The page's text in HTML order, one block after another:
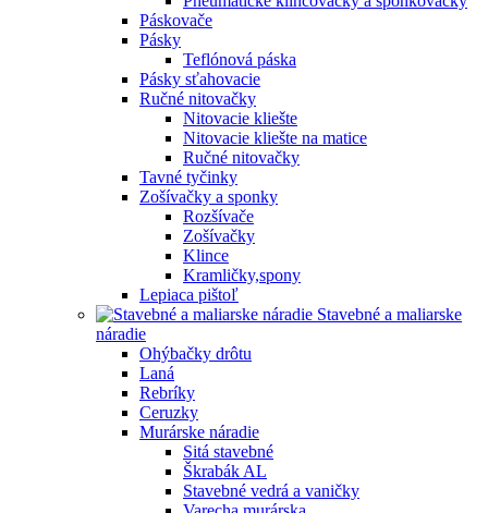
Páskovače
Pásky
Teflónová páska
Pásky sťahovacie
Ručné nitovačky
Nitovacie kliešte
Nitovacie kliešte na matice
Ručné nitovačky
Tavné tyčinky
Zošívačky a sponky
Rozšívače
Zošívačky
Klince
Kramličky,spony
Lepiaca pištoľ
Stavebné a maliarske
náradie
Ohýbačky drôtu
Laná
Rebríky
Ceruzky
Murárske náradie
Sitá stavebné
Škrabák AL
Stavebné vedrá a vaničky